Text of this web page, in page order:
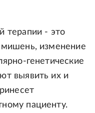
терапии - это
мишень, изменение
генетические
выявить их и
пациенту.